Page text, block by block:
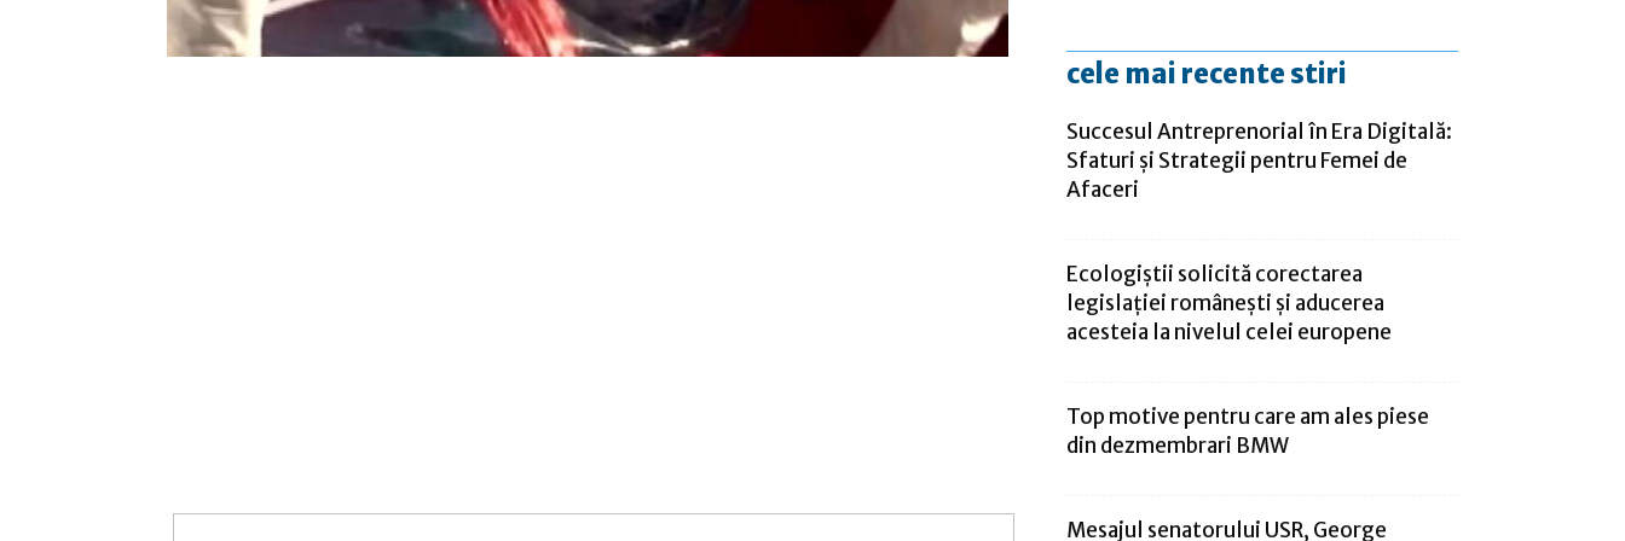
cele mai recente stiri
Succesul Antreprenorial în Era Digitală:
Sfaturi și Strategii pentru Femei de
Afaceri
Ecologiştii solicită corectarea
legislaţiei româneşti şi aducerea
acesteia la nivelul celei europene
Top motive pentru care am ales piese
din dezmembrari BMW
Mesajul senatorului USR, George